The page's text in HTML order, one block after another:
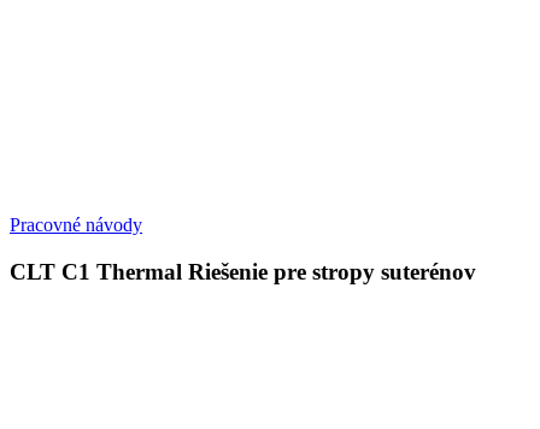
Pracovné návody
CLT C1 Thermal Riešenie pre stropy suterénov